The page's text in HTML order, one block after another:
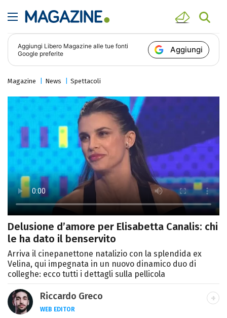
Aggiungi Libero Magazine alle tue fonti
Google preferite
Aggiungi
Magazine News Spettacoli
Delusione d’amore per Elisabetta Canalis: chi
le ha dato il benservito
Arriva il cinepanettone natalizio con la splendida ex
Velina, qui impegnata in un nuovo dinamico duo di
colleghe: ecco tutti i dettagli sulla pellicola
Riccardo Greco
WEB EDITOR